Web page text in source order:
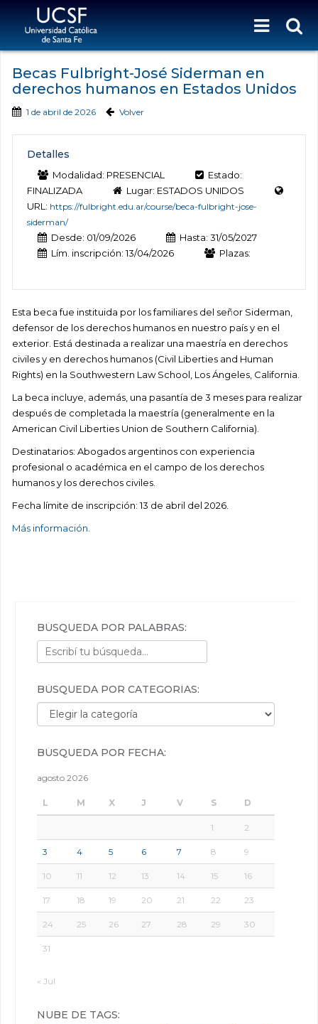
Becas Fulbright-José Siderman en
derechos humanos en Estados Unidos
1 de abril de 2026 Volver
Detalles
Modalidad: PRESENCIAL
Estado:
FINALIZADA
Lugar: ESTADOS UNIDOS
URL: https://fulbright.edu.ar/course/beca-fulbright-jose-
siderman/
Desde: 01/09/2026
Hasta: 31/05/2027
Lím. inscripción: 13/04/2026
Plazas:
Esta beca fue instituida por los familiares del señor Siderman,
defensor de los derechos humanos en nuestro país y en el
exterior. Está destinada a realizar una maestría en derechos
civiles y en derechos humanos (Civil Liberties and Human
Rights) en la Southwestern Law School, Los Ángeles, California.
La beca incluye, además, una pasantía de 3 meses para realizar
después de completada la maestría (generalmente en la
American Civil Liberties Union de Southern California).
Destinatarios: Abogados argentinos con experiencia
profesional o académica en el campo de los derechos
humanos y los derechos civiles.
Fecha límite de inscripción: 13 de abril del 2026.
Más información.
BÚSQUEDA POR PALABRAS:
BÚSQUEDA POR CATEGORÍAS:
Búsqueda por categorías:
BÚSQUEDA POR FECHA:
agosto 2026
L M X J V S D
1 2
3 4 5 6 7 8 9
10 11 12 13 14 15 16
17 18 19 20 21 22 23
24 25 26 27 28 29 30
31
« Jul
NUBE DE TAGS: